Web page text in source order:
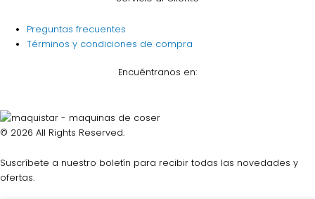
Preguntas frecuentes
Términos y condiciones de compra
Encuéntranos en:
© 2026 All Rights Reserved.
Suscríbete a nuestro boletín para recibir todas las novedades y
ofertas.